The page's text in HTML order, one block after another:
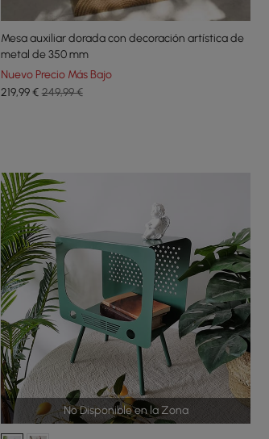
Mesa auxiliar dorada con decoración artística de
metal de 350 mm
Nuevo Precio Más Bajo
219,99€ 249,99 €
No Disponible en la Zona